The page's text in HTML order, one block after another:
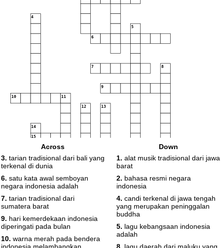
4
5
6
7 8
9
10 11
12 13
14
15
17 18
19
Across
3. tarian tradisional dari bali yang
terkenal di dunia
6. satu kata awal semboyan
negara indonesia adalah
7. tarian tradisional dari
sumatera barat
9. hari kemerdekaan indonesia
diperingati pada bulan
10. warna merah pada bendera
Down
1. alat musik tradisional dari jawa
barat
2. bahasa resmi negara
indonesia
4. candi terkenal di jawa tengah
yang merupakan peninggalan
buddha
5. lagu kebangsaan indonesia
adalah